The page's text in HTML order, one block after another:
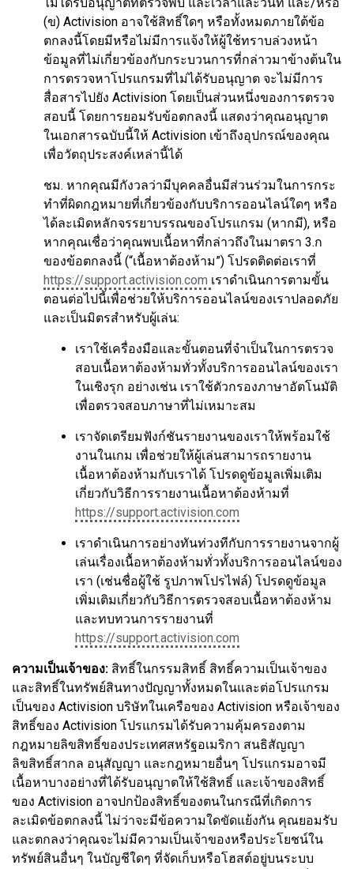
(ข) Activision อาจใช้สิทธิ์ใดๆ หรือทั้งหมดภายใต้ข้อ
ตกลงนี้โดยมีหรือไม่มีการแจ้งให้ผู้ใช้ทราบล่วงหน้า
ข้อมูลที่ไม่เกี่ยวข้องกับกระบวนการที่กล่าวมาข้างต้นใน
การตรวจหาโปรแกรมที่ไม่ได้รับอนุญาต จะไม่มีการ
สื่อสารไปยัง Activision โดยเป็นส่วนหนึ่งของการตรวจ
สอบนี้ โดยการยอมรับข้อตกลงนี้ แสดงว่าคุณอนุญาต
ในเอกสารฉบับนี้ให้ Activision เข้าถึงอุปกรณ์ของคุณ
เพื่อวัตถุประสงค์เหล่านี้ได้
ชม. หากคุณมีกังวลว่ามีบุคคลอื่นมีส่วนร่วมในการกระ
ทำที่ผิดกฎหมายที่เกี่ยวข้องกับบริการออนไลน์ใดๆ หรือ
ได้ละเมิดหลักจรรยาบรรณของโปรแกรม (หากมี), หรือ
หากคุณเชื่อว่าคุณพบเนื้อหาที่กล่าวถึงในมาตรา 3.ก
ของข้อตกลงนี้ (“เนื้อหาต้องห้าม”) โปรดติดต่อเราที่
https://support.activision.com เราดำเนินการตามขั้น
ตอนต่อไปนี้เพื่อช่วยให้บริการออนไลน์ของเราปลอดภัย
และเป็นมิตรสำหรับผู้เล่น:
เราใช้เครื่องมือและขั้นตอนที่จำเป็นในการตรวจ
สอบเนื้อหาต้องห้ามทั่วทั้งบริการออนไลน์ของเรา
ในเชิงรุก อย่างเช่น เราใช้ตัวกรองภาษาอัตโนมัติ
เพื่อตรวจสอบภาษาที่ไม่เหมาะสม
เราจัดเตรียมฟังก์ชันรายงานของเราให้พร้อมใช้
งานในเกม เพื่อช่วยให้ผู้เล่นสามารถรายงาน
เนื้อหาต้องห้ามกับเราได้ โปรดดูข้อมูลเพิ่มเติม
เกี่ยวกับวิธีการรายงานเนื้อหาต้องห้ามที่
https://support.activision.com
เราดำเนินการอย่างทันท่วงทีกับการรายงานจากผู้
เล่นเรื่องเนื้อหาต้องห้ามทั่วทั้งบริการออนไลน์ของ
เรา (เช่นชื่อผู้ใช้ รูปภาพโปรไฟล์) โปรดดูข้อมูล
เพิ่มเติมเกี่ยวกับวิธีการตรวจสอบเนื้อหาต้องห้าม
และทบทวนการรายงานที่
https://support.activision.com
ความเป็นเจ้าของ: สิทธิ์ในกรรมสิทธิ์ สิทธิ์ความเป็นเจ้าของ
และสิทธิ์ในทรัพย์สินทางปัญญาทั้งหมดในและต่อโปรแกรม
เป็นของ Activision บริษัทในเครือของ Activision หรือเจ้าของ
สิทธิ์ของ Activision โปรแกรมได้รับความคุ้มครองตาม
กฎหมายลิขสิทธิ์ของประเทศสหรัฐอเมริกา สนธิสัญญา
ลิขสิทธิ์สากล อนุสัญญา และกฎหมายอื่นๆ โปรแกรมอาจมี
เนื้อหาบางอย่างที่ได้รับอนุญาตให้ใช้สิทธิ์ และเจ้าของสิทธิ์
ของ Activision อาจปกป้องสิทธิ์ของตนในกรณีที่เกิดการ
ละเมิดข้อตกลงนี้ ไม่ว่าจะมีข้อความใดขัดแย้งกัน คุณยอมรับ
และตกลงว่าคุณจะไม่มีความเป็นเจ้าของหรือประโยชน์ใน
ทรัพย์สินอื่นๆ ในบัญชีใดๆ ที่จัดเก็บหรือโฮสต์อยู่บนระบบ